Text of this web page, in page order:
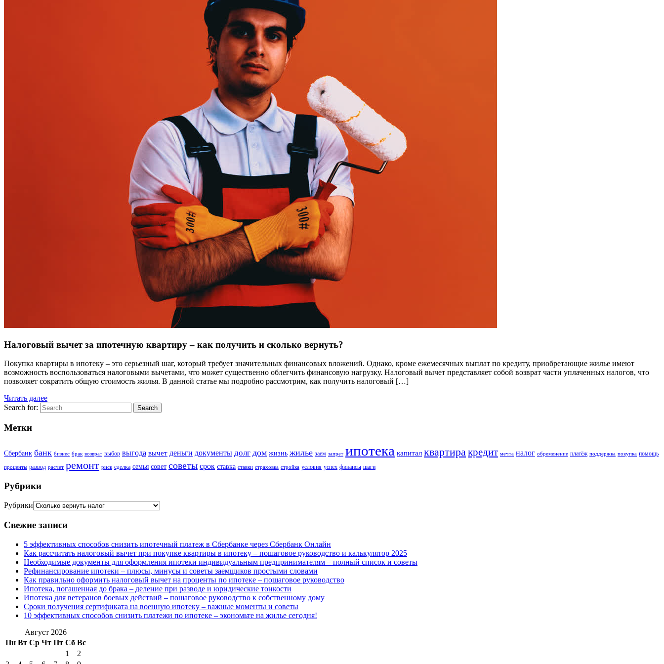
Налоговый вычет за ипотечную квартиру – как получить и сколько вернуть?
Покупка квартиры в ипотеку – это серьезный шаг, который требует значительных финансовых вложений. Однако, кроме ежемесячных выплат по кредиту, приобретающие жилье имеют
возможность воспользоваться налоговыми вычетами, что может существенно облегчить финансовую нагрузку. Налоговый вычет представляет собой возврат части уплаченных налогов, что
позволяет сократить общую стоимость жилья. В данной статье мы подробно рассмотрим, как получить налоговый […]
Читать далее
Search for:
Search
Метки
Сбербанк банк бизнес брак возврат выбор выгода вычет деньги документы долг дом жизнь жилье заем запрет ипотека капитал квартира кредит мечта налог обременение платёж поддержка покупка помощь
проценты развод расчет ремонт риск сделка семья совет советы срок ставка ставки страховка стройка условия успех финансы шаги
Рубрики
Рубрики
Свежие записи
5 эффективных способов снизить ипотечный платеж в Сбербанке через Сбербанк Онлайн
Как рассчитать налоговый вычет при покупке квартиры в ипотеку – пошаговое руководство и калькулятор 2025
Необходимые документы для оформления ипотеки индивидуальным предпринимателям – полный список и советы
Рефинансирование ипотеки – плюсы, минусы и советы заемщиков простыми словами
Как правильно оформить налоговый вычет на проценты по ипотеке – пошаговое руководство
Ипотека, погашенная до брака – деление при разводе и юридические тонкости
Ипотека для ветеранов боевых действий – пошаговое руководство к собственному дому
Сроки получения сертификата на военную ипотеку – важные моменты и советы
10 эффективных способов снизить платежи по ипотеке – экономьте на жилье сегодня!
Август 2026
Пн Вт Ср Чт Пт Сб Вс
1
2